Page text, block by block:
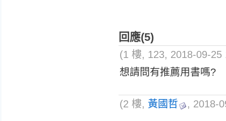
回應(5)
(1 樓, 123, 2018-09-25
想請問有推薦用書嗎?
(2 樓, 黃國哲 , 2018-